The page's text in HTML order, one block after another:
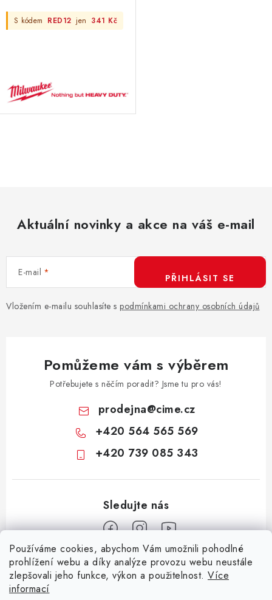
Používáme cookies, abychom Vám umožnili pohodlné
prohlížení webu a díky analýze provozu webu neustále
zlepšovali jeho funkce, výkon a použitelnost. Více
informací
S kódem RED12 jen 341 Kč
í
r
v
Aktuální novinky a akce na váš e-mail
E-mail
Vložením e-mailu souhlasíte s podmínkami ochrany osobních údajů
PŘIHLÁSIT SE
Pomůžeme vám s výběrem
Potřebujete s něčím poradit? Jsme tu pro vás!
prodejna@cime.cz
+420 564 565 569
+420 739 085 343
Informace pro vás